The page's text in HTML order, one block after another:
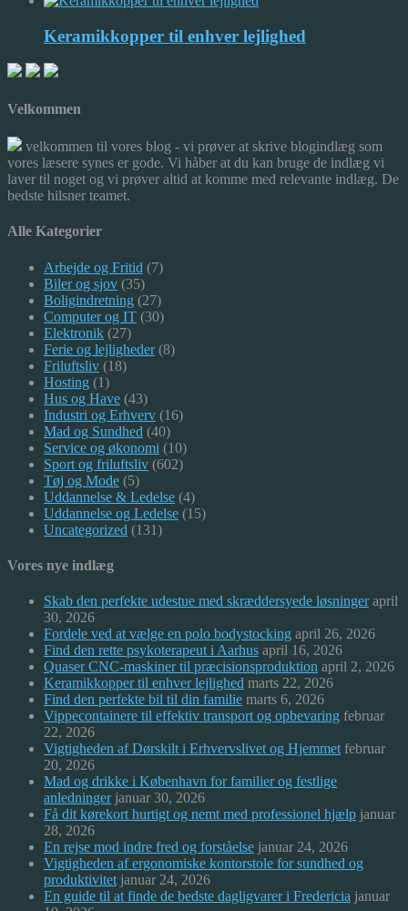
Keramikkopper til enhver lejlighed
Velkommen
velkommen til vores blog - vi prøver at skrive blogindlæg som
vores læsere synes er gode. Vi håber at du kan bruge de indlæg vi
laver til noget og vi prøver altid at komme med relevante indlæg. De
bedste hilsner teamet.
Alle Kategorier
Arbejde og Fritid (7)
Biler og sjov (35)
Boligindretning (27)
Computer og IT (30)
Elektronik (27)
Ferie og lejligheder(8)
Friluftsliv (18)
Hosting (1)
Hus og Have (43)
Industri og Erhverv (16)
Mad og Sundhed (40)
Service og økonomi (10)
Sport og friluftsliv (602)
Tøj og Mode (5)
Uddannelse & Ledelse (4)
Uddannelse og Ledelse (15)
Uncategorized (131)
Vores nye indlæg
Skab den perfekte udestue med skræddersyede løsninger april
30, 2026
Fordele ved at vælge en polo bodystocking april 26, 2026
Find den rette psykoterapeut i Aarhus april 16, 2026
Quaser CNC-maskiner til præcisionsproduktion april 2, 2026
Keramikkopper til enhver lejlighed marts 22, 2026
Find den perfekte bil til din familie marts 6, 2026
Vippecontainere til effektiv transport og opbevaring februar
22, 2026
Vigtigheden af Dørskilt i Erhvervslivet og Hjemmet februar
20, 2026
Mad og drikke i København for familier og festlige
anledninger januar 30, 2026
Få dit kørekort hurtigt og nemt med professionel hjælp januar
28, 2026
En rejse mod indre fred og forståelse januar 24, 2026
Vigtigheden af ergonomiske kontorstole for sundhed og
produktivitet januar 24, 2026
En guide til at finde de bedste dagligvarer i Fredericia januar